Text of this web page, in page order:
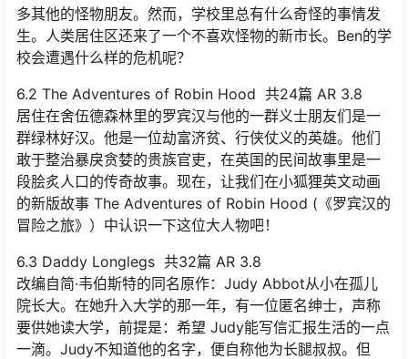
多其他的怪物朋友。然而，学校里总有什么奇怪的事情发
生。人类居住区还来了一个不喜欢怪物的新市长。Ben的学
校会遭遇什么样的危机呢？
6.2 The Adventures of Robin Hood 共24篇 AR 3.8
居住在舍伍德森林里的罗宾汉与他的一群义士朋友们是一
群绿林好汉。他是一位劫富济贫、行侠仗义的英雄。他们
敢于整治暴戾贪婪的贵族官吏，在英国的民间故事里是一
段脍炙人口的传奇故事。现在，让我们在小狐狸英文动画
的新版故事 The Adventures of Robin Hood (《罗宾汉的
冒险之旅》）中认识一下这位大人物吧！
6.3 Daddy Longlegs 共32篇 AR 3.8
改编自简·韦伯斯特的同名原作：Judy Abbot从小在孤儿
院长大。在她升入大学的那一年，有一位匿名绅士，声称
要供她读大学，前提是：希望 Judy能写信汇报生活的一点
一滴。Judy不知道他的名字，便自称他为长腿叔叔。但